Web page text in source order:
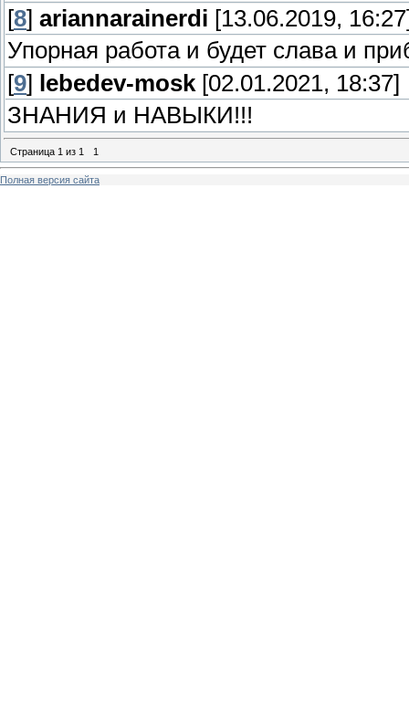
[8] ariannarainerdi [13.06.2019,
Упорная работа и будет слава и
[9] lebedev-mosk [02.01.2021, 18:37]
ЗНАНИЯ и НАВЫКИ!!!
Страница 1 из 1 1
Полная версия сайта